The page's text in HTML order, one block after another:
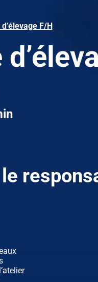
F/H